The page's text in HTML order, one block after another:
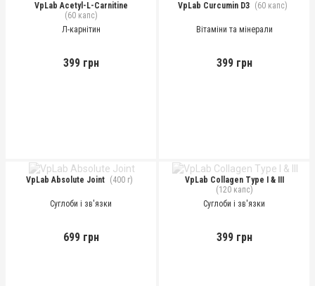
VpLab Acetyl-L-Carnitine
(60 капс)
Л-карнітин
399 грн
VpLab Curcumin D3 (60 капс)
Вітаміни та мінерали
399 грн
VpLab Absolute Joint (400 г)
Суглоби і зв'язки
699 грн
VpLab Collagen Type I & III
(120 капс)
Суглоби і зв'язки
399 грн